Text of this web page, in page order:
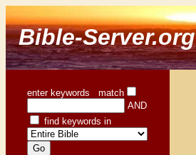
Bible-Server.org
enter keywords match
AND
find keywords in